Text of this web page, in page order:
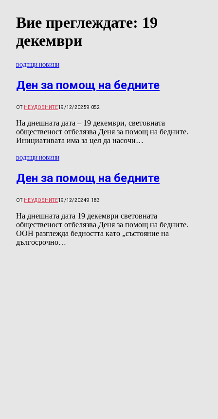
Вие преглеждате: 19
декември
ВОДЕЩИ НОВИНИ
Ден за помощ на бедните
ОТ НЕУДОБНИТЕ19/12/20259 052
На днешната дата – 19 декември, световната
общественост отбелязва Деня за помощ на бедните.
Инициативата има за цел да насочи…
ВОДЕЩИ НОВИНИ
Ден за помощ на бедните
ОТ НЕУДОБНИТЕ19/12/20249 183
На днешната дата 19 декември световната
общественост отбелязва Деня за помощ на бедните.
ООН разглежда бедността като „състояние на
дългосрочно…